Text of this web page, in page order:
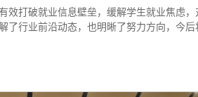
效打破就业信息壁垒，缓解学生就业焦虑
行业前沿动态，也明晰了努力方向，今